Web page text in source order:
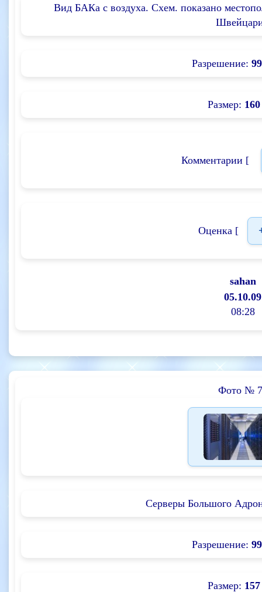
Вид БАКа с воздуха. Схем. показано
Разрешение:
Размер: 160
Комментарии [
Оценка [
sahan
05.10.09
08:28
Фото №
Серверы Большого
Разрешение:
Размер: 157